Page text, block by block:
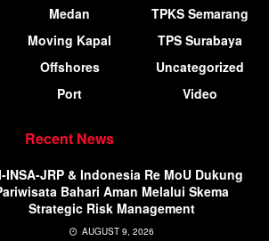
Medan
Moving Kapal
Offshores
Port
TPKS Semarang
TPS Surabaya
Uncategorized
Video
Recent News
INSA-JRP & Indonesia Re MoU Dukung
Bahari Aman Melalui Skema
Strategic Risk Management
AUGUST 9, 2026